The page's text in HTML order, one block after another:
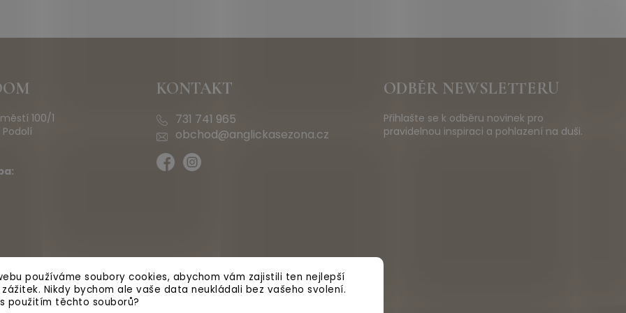
používáme soubory cookies, abychom vám zajistili ten nejlepší
Nikdy bychom ale vaše data neukládali bez vašeho svolení.
použitím těchto souborů?
100/1
KONTAKT
731 741 965
obchod@anglickasezona.cz
ODBĚR NEWSLETTERU
Přihlašte se k odběru novinek pro
pravidelnou inspiraci a pohlazení na duši.